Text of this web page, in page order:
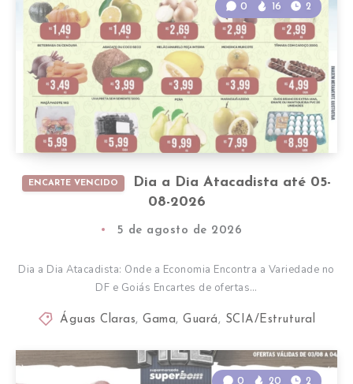
ENCARTE VENCIDO
Dia a Dia Atacadista até 05-
08-2026
0 16 2
5 de agosto de 2026
Dia a Dia Atacadista: Onde a Economia Encontra a Variedade no
DF e Goiás Encartes de ofertas…
Águas Claras,Gama,Guará , SCIA/Estrutural
0 20 2